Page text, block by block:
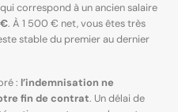
correspond à un ancien salaire
. À 1 500 € net, vous êtes très
stable du premier au dernier
: l’indemnisation ne
fin de contrat. Un délai de